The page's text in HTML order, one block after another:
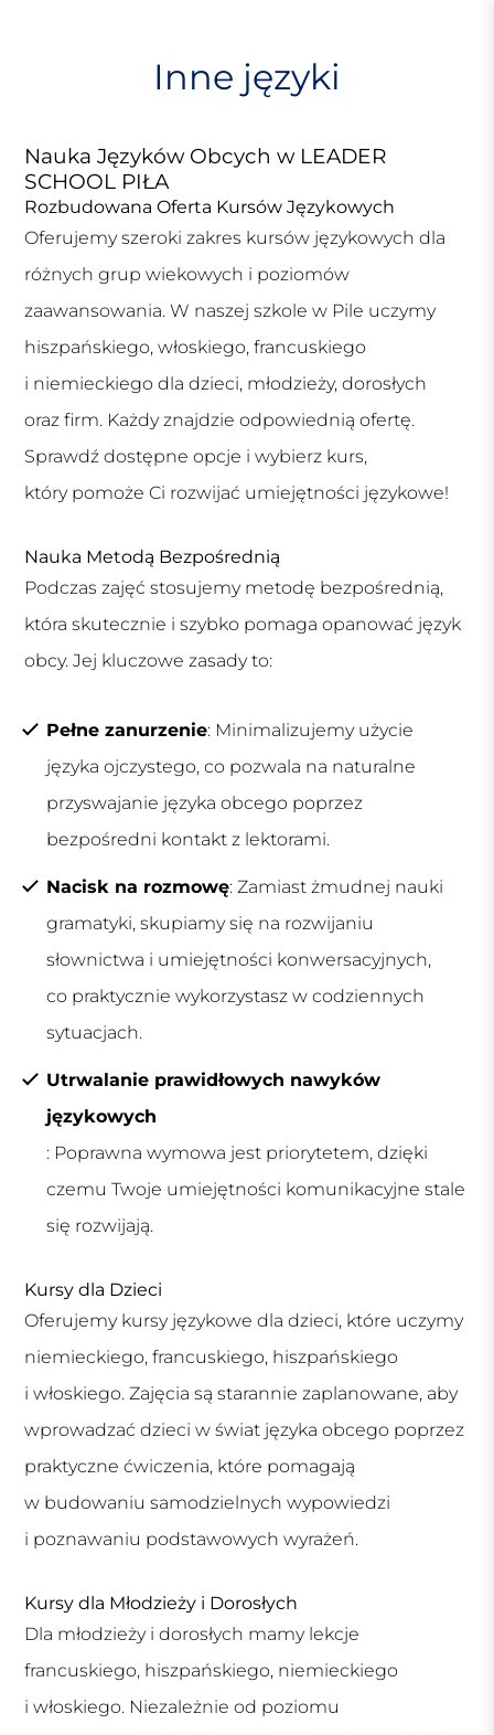
Inne języki
Nauka Języków Obcych w LEADER
SCHOOL PIŁA
Rozbudowana Oferta Kursów Językowych
Oferujemy szeroki zakres kursów językowych dla
różnych grup wiekowych i poziomów
zaawansowania. W naszej szkole w Pile uczymy
hiszpańskiego, włoskiego, francuskiego
i niemieckiego dla dzieci, młodzieży, dorosłych
oraz firm. Każdy znajdzie odpowiednią ofertę.
Sprawdź dostępne opcje i wybierz kurs,
który pomoże Ci rozwijać umiejętności językowe!
Nauka Metodą Bezpośrednią
Podczas zajęć stosujemy metodę bezpośrednią,
która skutecznie i szybko pomaga opanować język
obcy. Jej kluczowe zasady to:
Pełne zanurzenie: Minimalizujemy użycie
języka ojczystego, co pozwala na naturalne
przyswajanie języka obcego poprzez
bezpośredni kontakt z lektorami.
Nacisk na rozmowę: Zamiast żmudnej nauki
gramatyki, skupiamy się na rozwijaniu
słownictwa i umiejętności konwersacyjnych,
co praktycznie wykorzystasz w codziennych
sytuacjach.
Utrwalanie prawidłowych nawyków
językowych
: Poprawna wymowa jest priorytetem, dzięki
czemu Twoje umiejętności komunikacyjne stale
się rozwijają.
Kursy dla Dzieci
Oferujemy kursy językowe dla dzieci, które uczymy
niemieckiego, francuskiego, hiszpańskiego
i włoskiego. Zajęcia są starannie zaplanowane, aby
wprowadzać dzieci w świat języka obcego poprzez
praktyczne ćwiczenia, które pomagają
w budowaniu samodzielnych wypowiedzi
i poznawaniu podstawowych wyrażeń.
Kursy dla Młodzieży i Dorosłych
Dla młodzieży i dorosłych mamy lekcje
francuskiego, hiszpańskiego, niemieckiego
i włoskiego. Niezależnie od poziomu